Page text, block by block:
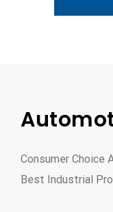
Consumer Choice
Best Industrial